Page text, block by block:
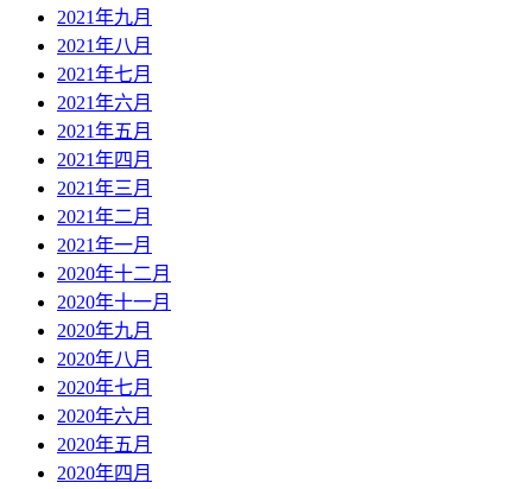
2021年九月
2021年八月
2021年七月
2021年六月
2021年五月
2021年四月
2021年三月
2021年二月
2021年一月
2020年十二月
2020年十一月
2020年九月
2020年八月
2020年七月
2020年六月
2020年五月
2020年四月